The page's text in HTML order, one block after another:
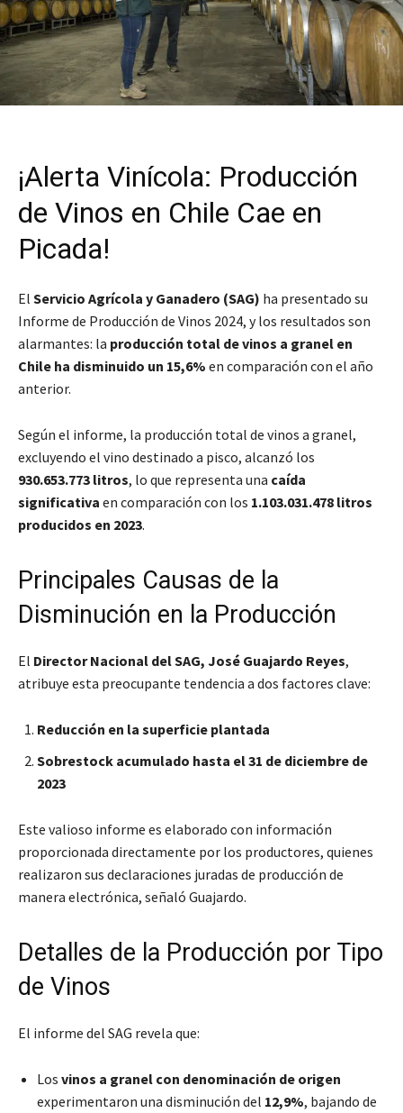
¡Alerta Vinícola: Producción
de Vinos en Chile Cae en
Picada!
El Servicio Agrícola y Ganadero (SAG) ha presentado su
Informe de Producción de Vinos 2024, y los resultados son
alarmantes: la producción total de vinos a granel en
Chile ha disminuido un 15,6% en comparación con el año
anterior.
Según el informe, la producción total de vinos a granel,
excluyendo el vino destinado a pisco, alcanzó los
930.653.773 litros, lo que representa una caída
significativa en comparación con los 1.103.031.478 litros
producidos en 2023.
Principales Causas de la
Disminución en la Producción
El Director Nacional del SAG, José Guajardo Reyes,
atribuye esta preocupante tendencia a dos factores clave:
Reducción en la superficie plantada
Sobrestock acumulado hasta el 31 de diciembre de
2023
Este valioso informe es elaborado con información
proporcionada directamente por los productores, quienes
realizaron sus declaraciones juradas de producción de
manera electrónica, señaló Guajardo.
Detalles de la Producción por Tipo
de Vinos
El informe del SAG revela que:
Los vinos a granel con denominación de origen
experimentaron una disminución del 12,9%, bajando de